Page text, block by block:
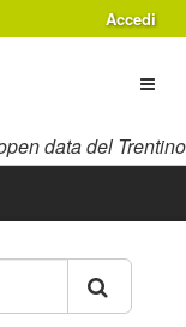
Accedi
data del Trentino